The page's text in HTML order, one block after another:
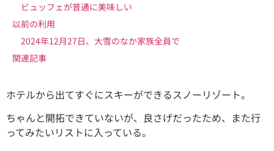
ビュッフェが普通に美味しい
以前の利用
2024年12月27日、大雪のなか家族全員で
関連記事
ホテルから出てすぐにスキーができるスノーリゾート。
ちゃんと開拓できていないが、良さげだったため、また行
ってみたいリストに入っている。